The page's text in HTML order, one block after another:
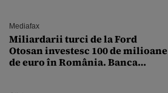
Mediafax
Miliardarii turci de la Ford
Otosan investesc 100 de milioane
de euro în România. Banca